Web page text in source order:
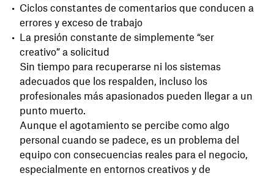
Ciclos constantes de comentarios que conducen a
errores y exceso de trabajo
La presión constante de simplemente “ser
creativo” a solicitud
Sin tiempo para recuperarse ni los sistemas
adecuados que los respalden, incluso los
profesionales más apasionados pueden llegar a un
punto muerto.
Aunque el agotamiento se percibe como algo
personal cuando se padece, es un problema del
equipo con consecuencias reales para el negocio,
especialmente en entornos creativos y de